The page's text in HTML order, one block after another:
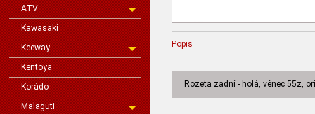
ATV
Kawasaki
Keeway
Kentoya
Korádo
Malaguti
Popis
Rozeta zadní - holá, věnec 55z,